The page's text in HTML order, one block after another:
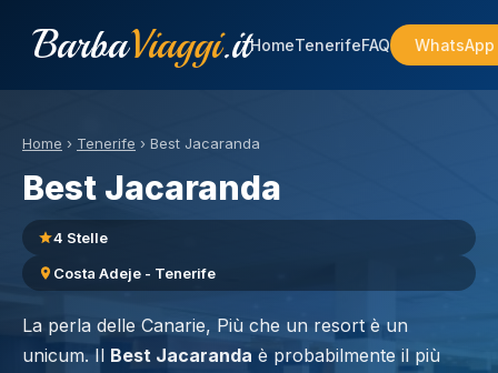
BarbaViaggi.itHomeTenerifeFAQ WhatsApp
Home › Tenerife › Best Jacaranda
Best Jacaranda
4 Stelle
Costa Adeje - Tenerife
La perla delle Canarie, Più che un resort è un
unicum. Il Best Jacaranda è probabilmente il più